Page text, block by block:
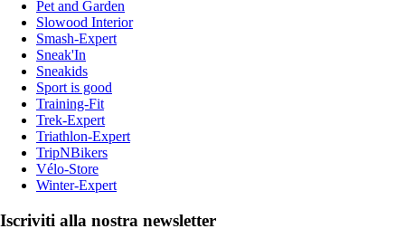
Pet and Garden
Slowood Interior
Smash-Expert
Sneak'In
Sneakids
Sport is good
Training-Fit
Trek-Expert
Triathlon-Expert
TripNBikers
Vélo-Store
Winter-Expert
Iscriviti alla nostra newsletter